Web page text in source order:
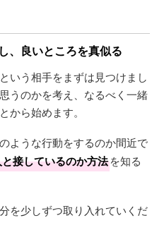
、良いところを真似る
いう相手をまずは見つけまし
うのかを考え、なるべく一緒
から始めます。
ような行動をするのか間近で
接しているのか方法を知る
を少しずつ取り入れていくだ